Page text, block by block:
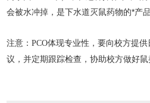
会被水冲掉，是下水道灭鼠药物的*产品
注意：PCO体现专业性，要向校方提
议，并定期跟踪检查，协助校方做好鼠